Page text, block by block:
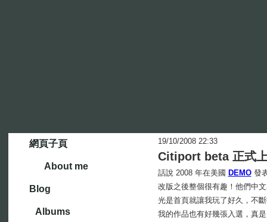
網頁子頁
About me
Blog
Albums
19/10/2008 22:33
Citiport beta 正式
話說 2008 年在美國 DEMO發
改版之後整個很有趣！他們中
光是首頁就讓我玩了好久，不
我的作品也有好幾張入選，真